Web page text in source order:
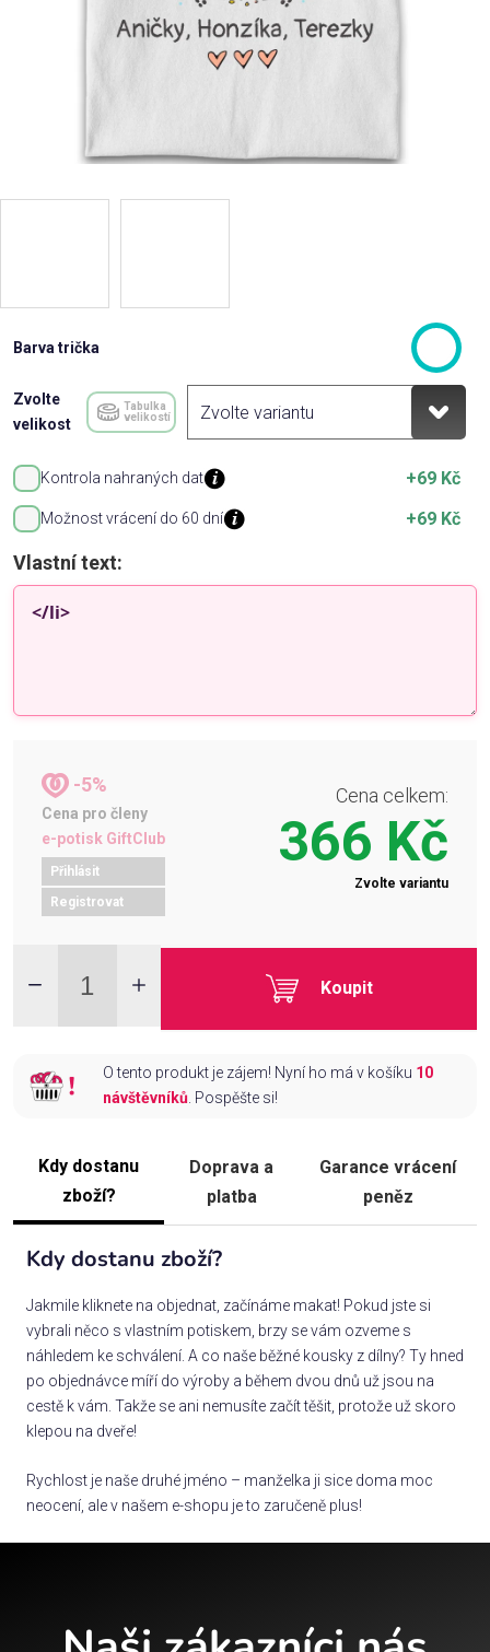
Barva trička
Zvolte
velikost
Tabulka
velikostí
Kontrola nahraných dat +69 Kč
Možnost vrácení do 60 dní +69 Kč
Vlastní text:
-5%
Cena pro členy
e-potisk GiftClub
Přihlásit
Registrovat
Cena celkem:
366 Kč
Zvolte variantu
Koupit
O tento produkt je zájem! Nyní ho má v košíku 10
návštěvníků. Pospěšte si!
Kdy dostanu
zboží?
Doprava a
platba
Garance vrácení
peněz
Kdy dostanu zboží?
Jakmile kliknete na objednat, začínáme makat! Pokud jste si
vybrali něco s vlastním potiskem, brzy se vám ozveme s
náhledem ke schválení. A co naše běžné kousky z dílny? Ty hned
po objednávce míří do výroby a během dvou dnů už jsou na
cestě k vám. Takže se ani nemusíte začít těšit, protože už skoro
klepou na dveře!
Rychlost je naše druhé jméno – manželka ji sice doma moc
neocení, ale v našem e-shopu je to zaručeně plus!